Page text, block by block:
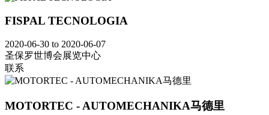
FISPAL TECNOLOGIA
2020-06-30 to 2020-06-07
圣保罗世博会展览中心
联系
MOTORTEC - AUTOMECHANIKA马德里